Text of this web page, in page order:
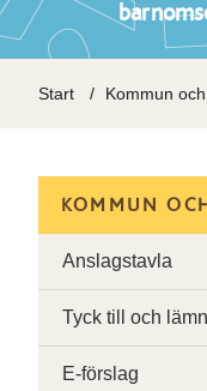
Start Kommun
KOMMUN
Anslagstavla
Tyck till och
E-förslag